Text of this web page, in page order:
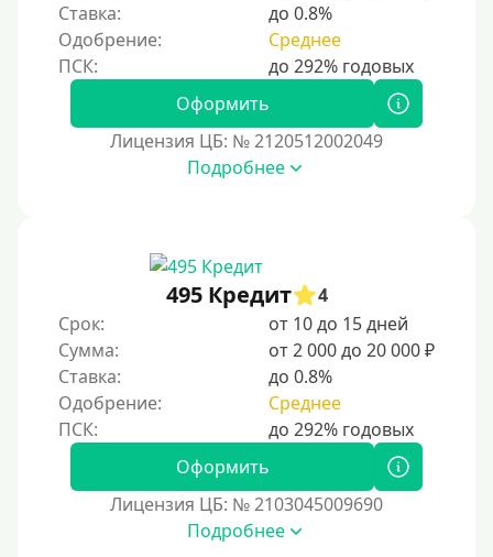
Без номера телефона
На телефон
Бесплатно, без скрытых платежей и обязательных
Без звонков и проверок
Онлайн круглосуточно
На карту круглосуточно
Деньги в долг
В долг на карту
Срок
Ставка:
до 0.8%
Одобрение:
Среднее
Оформить
Лицензия ЦБ: № 2120512002049
Подробнее
495 Кредит
4
Срок:
от 10 до 15 дней
Сумма:
от 2 000 до 20 000 ₽
Ставка:
до 0.8%
Одобрение:
Среднее
Оформить
Лицензия ЦБ: № 2103045009690
Подробнее